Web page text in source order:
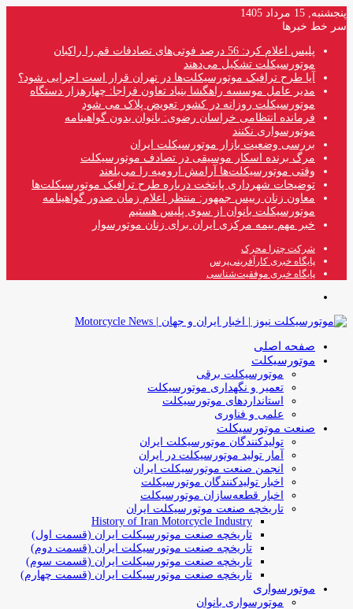
پنجشنبه, 15 مرداد 1405
سر خط خبرها
پلیس اعلام کرد: 56 درصد فوتی‌های تصادفات قم را راکبان
موتورسیکلت تشکیل می‌دهند
آیا طرح ترافیک موتورسیکلت‌ها در تهران قرار است اجرایی شود؟
مدیر عامل موسسه راهگشا بنیاد تعاون فراجا: چهارهزار دستگاه
موتورسیکلت روزانه در کشور تعویض پلاک می شود
فرمانده انتظامی خراسان رضوی: بانوان بدون گواهینامه
موتورسواری نکنند
بررسی وضعیت بازار موتورسیکلت ایران
مرگ برنده اسکار موسیقی در تصادف موتورسیکلت
وقتی موتورسیکلت‌ها آرامش ارومیه را می‌بلعند
توضیحات شهرداری پایتخت درباره طرح ترافیک موتورسیکلت‌ها
معاون زنان رییس جمهور: منتظر اعلام زمان صدور گواهینامه
موتورسیکلت بانوان از سوی پلیس هستیم
خبر مهم بیمه مرکزی ایران برای زنان موتورسوار
شرکت چترا محرک
پایگاه خبری کارآفرینی‌پرس
پایگاه خبری موفقیت‌شناسی
صفحه اصلی
موتورسیکلت
موتورسیکلت برقی
تعمیر و نگهداری موتورسیکلت
استانداردهای موتورسیکلت
علمی و فناوری
صنعت موتورسیکلت
تولیدکنندگان موتورسیکلت ایران
آمار تولید موتورسیکلت در ایران
انجمن صنعت موتورسیکلت ایران
اخبار تولیدکنندگان موتورسیکلت
اخبار قطعه‌سازان موتورسیکلت
تاریخچه صنعت موتورسیکلت ایران
History of Iran Motorcycle Industry
تاریخچه صنعت موتورسیکلت ایران (قسمت اول)
تاریخچه صنعت موتورسیکلت ایران (قسمت دوم)
تاریخچه صنعت موتورسیکلت ایران (قسمت سوم)
تاریخچه صنعت موتورسیکلت ایران (قسمت چهارم)
موتورسواری
موتورسواری بانوان